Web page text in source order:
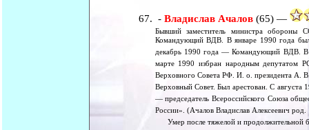
- Владислав Ачалов(65) —
Бывший заместитель министра обороны
Командующий ВДВ. В январе 1990 года
декабрь 1990 года — Командующий ВДВ. В
марте 1990 избран народным депутатом
Верховного Совета РФ. И. о. президента А.
Верховный Совет. Был арестован. С августа
— председатель Всероссийского Союза
России». (Ачалов Владислав Алексеевич
Умер после тяжелой и продолжительной